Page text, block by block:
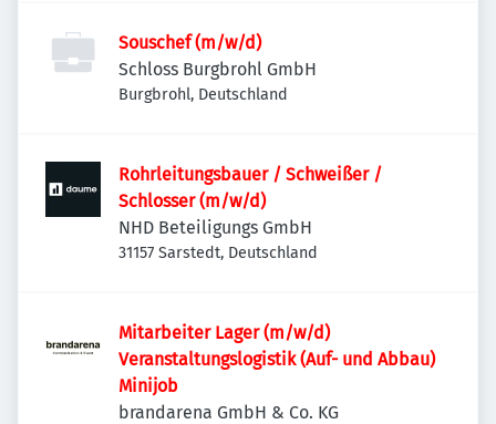
Souschef (m/w/d)
Schloss Burgbrohl GmbH
Burgbrohl, Deutschland
Rohrleitungsbauer / Schweißer /
Schlosser (m/w/d)
NHD Beteiligungs GmbH
31157 Sarstedt, Deutschland
Mitarbeiter Lager (m/w/d)
Veranstaltungslogistik (Auf- und Abbau)
Minijob
brandarena GmbH & Co. KG